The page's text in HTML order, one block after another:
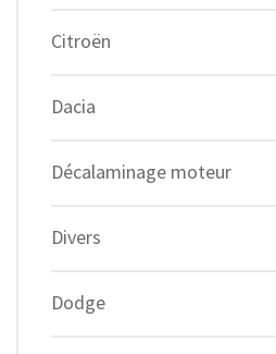
Citroën
Dacia
Décalaminage moteur
Divers
Dodge